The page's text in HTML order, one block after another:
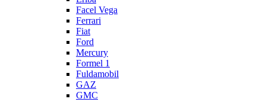
Facel Vega
Ferrari
Fiat
Ford
Mercury
Formel 1
Fuldamobil
GAZ
GMC